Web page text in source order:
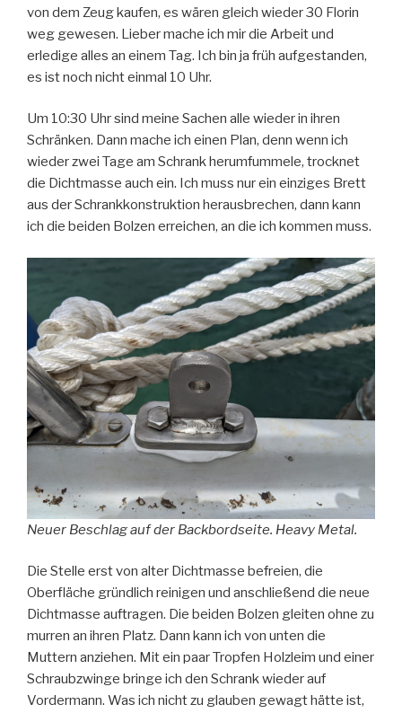
von dem Zeug kaufen, es wären gleich wieder 30 Florin
weg gewesen. Lieber mache ich mir die Arbeit und
erledige alles an einem Tag. Ich bin ja früh aufgestanden,
es ist noch nicht einmal 10 Uhr.
Um 10:30 Uhr sind meine Sachen alle wieder in ihren
Schränken. Dann mache ich einen Plan, denn wenn ich
wieder zwei Tage am Schrank herumfummele, trocknet
die Dichtmasse auch ein. Ich muss nur ein einziges Brett
aus der Schrankkonstruktion herausbrechen, dann kann
ich die beiden Bolzen erreichen, an die ich kommen muss.
Neuer Beschlag auf der Backbordseite. Heavy Metal.
Die Stelle erst von alter Dichtmasse befreien, die
Oberfläche gründlich reinigen und anschließend die neue
Dichtmasse auftragen. Die beiden Bolzen gleiten ohne zu
murren an ihren Platz. Dann kann ich von unten die
Muttern anziehen. Mit ein paar Tropfen Holzleim und einer
Schraubzwinge bringe ich den Schrank wieder auf
Vordermann. Was ich nicht zu glauben gewagt hätte ist,